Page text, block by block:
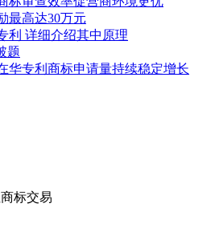
最高达30万元
利 详细介绍其中原理
题
华专利商标申请量持续稳定增长
标交易